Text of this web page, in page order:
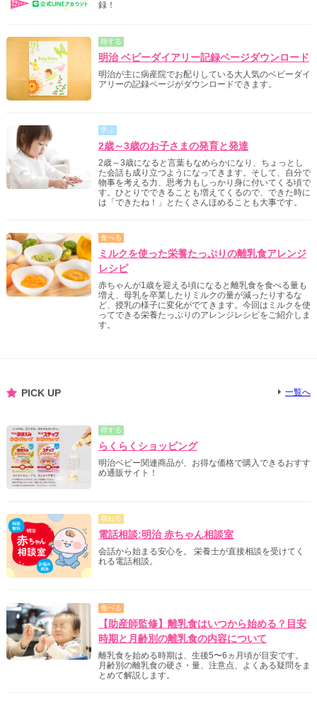
録！
得する
明治 ベビーダイアリー記録ページダウンロード
明治が主に病産院でお配りしている大人気のベビーダイ
アリーの記録ページがダウンロードできます。
学ぶ
2歳～3歳のお子さまの発育と発達
2歳～3歳になると言葉もなめらかになり、ちょっとし
た会話も成り立つようになってきます。そして、自分で
物事を考える力、思考力もしっかり身に付いてくる頃で
す。ひとりでできることも増えてくるので、できた時に
は「できたね！」とたくさんほめることも大事です。
食べる
ミルクを使った栄養たっぷりの離乳食アレンジ
レシピ
赤ちゃんが1歳を迎える頃になると離乳食を食べる量も
増え、母乳を卒業したりミルクの量が減ったりするな
ど、授乳の様子に変化がでてきます。今回はミルクを使
ってできる栄養たっぷりのアレンジレシピをご紹介しま
す。
PICK UP 一覧へ
得する
らくらくショッピング
明治ベビー関連商品が、お得な価格で購入できるおすす
め通販サイト！
尋ねる
電話相談:明治 赤ちゃん相談室
会話から始まる安心を。 栄養士が直接相談を受けてく
れる電話相談。
食べる
【助産師監修】離乳食はいつから始める？目安
時期と月齢別の離乳食の内容について
離乳食を始める時期は、生後5〜6ヵ月頃が目安です。
月齢別の離乳食の硬さ・量、注意点、よくある疑問をま
とめて解説します。